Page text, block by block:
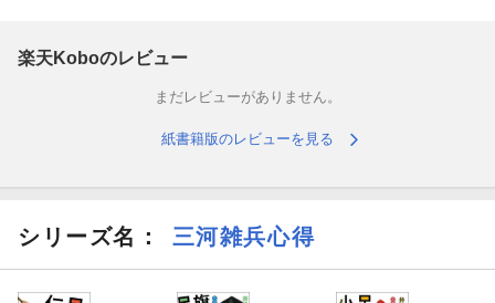
楽天Koboのレビュー
まだレビューがありません。
紙書籍版のレビューを見る
シリーズ名： 三河雑兵心得